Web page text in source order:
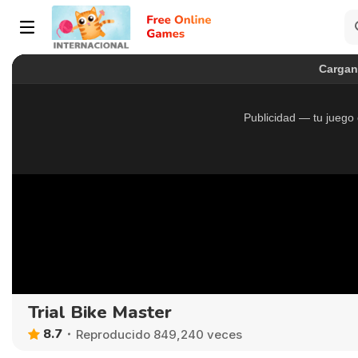
Trial Bike Master
8.7 Reproducido 849,240 veces